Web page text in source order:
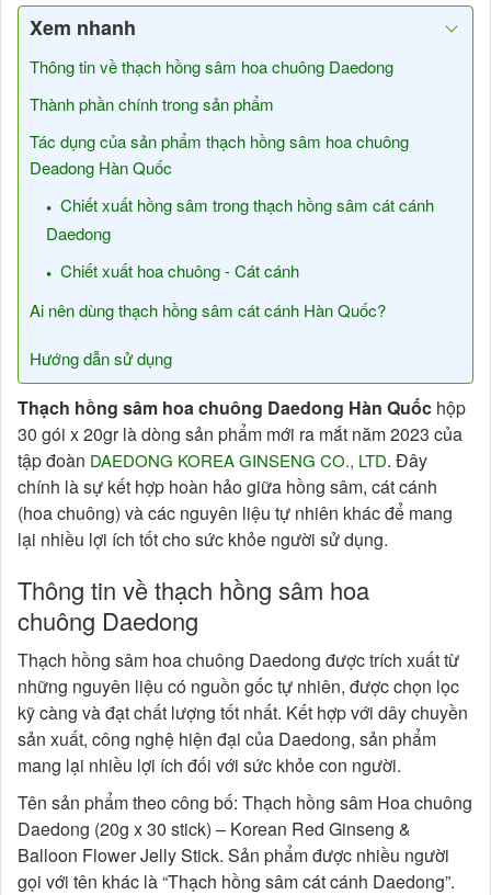
Xem nhanh
Thông tin về thạch hồng sâm hoa chuông Daedong
Thành phần chính trong sản phẩm
Tác dụng của sản phẩm thạch hồng sâm hoa chuông
Deadong Hàn Quốc
Chiết xuất hồng sâm trong thạch hồng sâm cát cánh
Daedong
Chiết xuất hoa chuông - Cát cánh
Ai nên dùng thạch hồng sâm cát cánh Hàn Quốc?
Hướng dẫn sử dụng
Thạch hồng sâm hoa chuông Daedong Hàn Quốc hộp
30 gói x 20gr là dòng sản phẩm mới ra mắt năm 2023 của
tập đoàn DAEDONG KOREA GINSENG CO., LTD. Đây
chính là sự kết hợp hoàn hảo giữa hồng sâm, cát cánh
(hoa chuông) và các nguyên liệu tự nhiên khác để mang
lại nhiều lợi ích tốt cho sức khỏe người sử dụng.
Thông tin về thạch hồng sâm hoa
chuông Daedong
Thạch hồng sâm hoa chuông Daedong được trích xuất từ
những nguyên liệu có nguồn gốc tự nhiên, được chọn lọc
kỹ càng và đạt chất lượng tốt nhất. Kết hợp với dây chuyền
sản xuất, công nghệ hiện đại của Daedong, sản phẩm
mang lại nhiều lợi ích đối với sức khỏe con người.
Tên sản phẩm theo công bố: Thạch hồng sâm Hoa chuông
Daedong (20g x 30 stick) – Korean Red Ginseng &
Balloon Flower Jelly Stick. Sản phẩm được nhiều người
gọi với tên khác là “Thạch hồng sâm cát cánh Daedong”.